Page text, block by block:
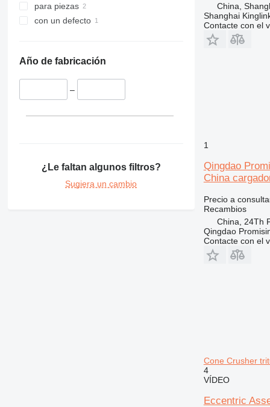
928
930
938
950
988
para piezas
con un defecto
Año de fabricación
–
¿Le faltan algunos filtros?
Sugiera un cambio
China,
Shanghai
Contacte con el
1
Qingdao
China
Precio a
Recambios
China, 24Th
Qingdao
Contacte con el
Cone Crusher
4
VÍDEO
Eccentric